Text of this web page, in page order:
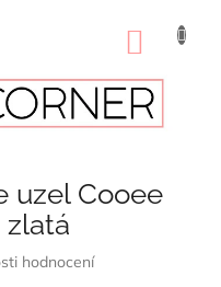
uzel Cooee
zlatá
hodnocení